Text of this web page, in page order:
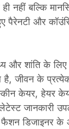
नहीं बल्कि
पैरेनटी और
और शांति के
है, जीवन के
स्कीन केयर, हेयर
जानकारी
डिजाइनर के